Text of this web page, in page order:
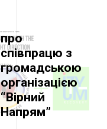
про
співпрацю з
громадською
організацією
“Вірний
Напрям”
пам’ятки
архітектури
по
Соборній,
31, м.Ізюм /
Vision for
the